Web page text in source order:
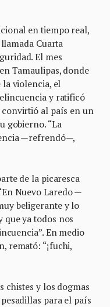
en tiempo real,
Cuarta
El mes
Tamaulipas, donde
violencia, el
y ratificó
convirtió al país en un
gobierno. “La
—refrendó—,
de la picaresca
Nuevo Laredo —
beligerante y lo
que ya todos nos
En medio
remató: “¡fuchi,
chistes y los dogmas
para el país